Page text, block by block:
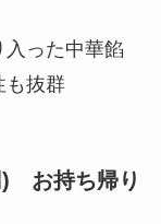
った中華餡
も抜群
お持ち帰り